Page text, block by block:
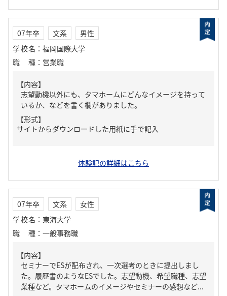
07年卒 文系
男性
学校名 ： 福岡国際大学
職種 ： 営業職
【内容】
志望動機以外にも、タマホームにどんなイメージを持って
いるか、などを書く欄がありました。
【形式】
サイトからダウンロードした用紙に手で記入
体験記の詳細はこちら
07年卒 文系
女性
学校名 ： 東海大学
職種 ： 一般事務職
【内容】
セミナーでESが配布され、一次選考のときに提出しまし
た。履歴書のようなESでした。志望動機、希望職種、志望
業種など。タマホームのイメージやセミナーの感想など...